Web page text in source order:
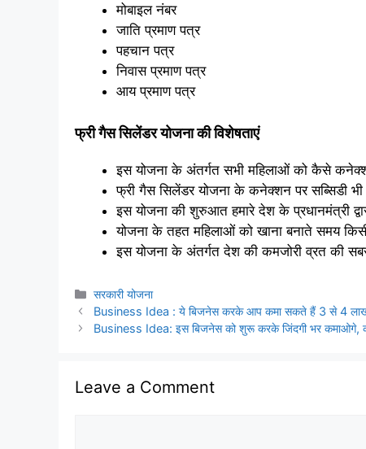
मोबाइल नंबर
जाति प्रमाण पत्र
पहचान पत्र
निवास प्रमाण पत्र
आय प्रमाण पत्र
फ्री गैस सिलेंडर योजना की विशेषताएं
इस योजना के अंतर्गत सभी महिलाओं को कैसे
फ्री गैस सिलेंडर योजना के कनेक्शन पर सब्सिडी भी
इस योजना की शुरुआत हमारे देश के प्रधानमंत्री
योजना के तहत महिलाओं को खाना बनाते समय
इस योजना के अंतर्गत देश की कमजोरी व्रत की
Categories
सरकारी योजना
Business Idea : ये बिजनेस करके आप कमा सकते हैं 3 से 4 लाख
Business Idea: इस बिजनेस को शुरू करके जिंदगी भर कमाओगे,
Leave a Comment